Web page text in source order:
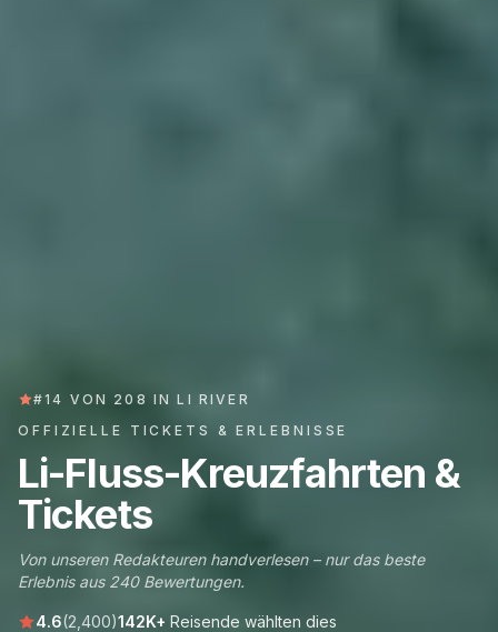
#14 VON 208 IN LI RIVER
OFFIZIELLE TICKETS & ERLEBNISSE
Li-Fluss-Kreuzfahrten &
Tickets
Von unseren Redakteuren handverlesen – nur das beste
Erlebnis aus 240 Bewertungen.
4.6(2,400)142K+ Reisende wählten dies